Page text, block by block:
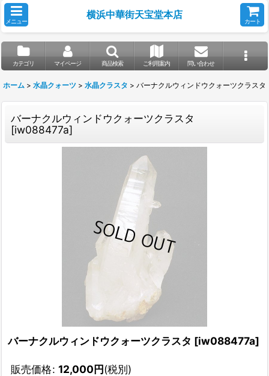
メニュー
横浜中華街天宝堂本店
カート
カテゴリ マイページ 商品検索 ご利用案内 問い合わせ
ホーム > 水晶クォーツ > 水晶クラスタ > バーナクルウィンドウクォーツクラスタ
バーナクルウィンドウクォーツクラスタ
[iw088477a]
バーナクルウィンドウクォーツクラスタ [iw088477a]
販売価格: 12,000円(税別)